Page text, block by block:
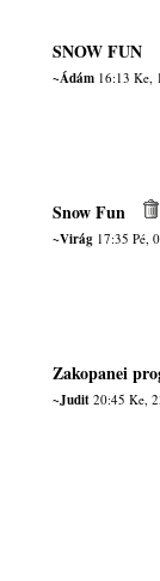
SNOW FUN
~Ádám16:13 Ke,
Snow Fun
~Virág17:35 Pé,
Zakopanei
~Judit20:45 Ke,